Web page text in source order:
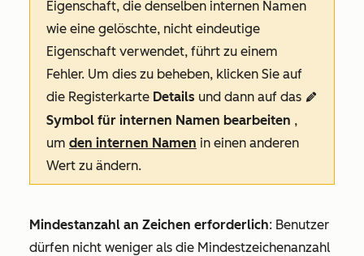
Eigenschaft, die denselben internen Namen
wie eine gelöschte, nicht eindeutige
Eigenschaft verwendet, führt zu einem
Fehler. Um dies zu beheben, klicken Sie auf
die Registerkarte Details und dann auf das edit
Symbol für internen Namen bearbeiten ,
um den internen Namen in einen anderen
Wert zu ändern.
Mindestanzahl an Zeichen erforderlich: Benutzer
dürfen nicht weniger als die Mindestzeichenanzahl